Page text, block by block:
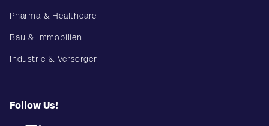
Pharma & Healthcare
Bau & Immobilien
Industrie & Versorger
Follow Us!